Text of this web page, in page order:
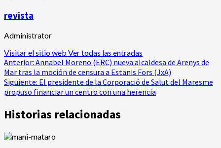
revista
Administrator
Visitar el sitio web Ver todas las entradas
Navegación
de
entradas
Anterior: Annabel Moreno (ERC) nueva alcaldesa de Arenys de
Mar tras la moción de censura a Estanis Fors (JxA)
Siguiente: El presidente de la Corporació de Salut del Maresme
propuso financiar un centro con una herencia
Historias relacionadas